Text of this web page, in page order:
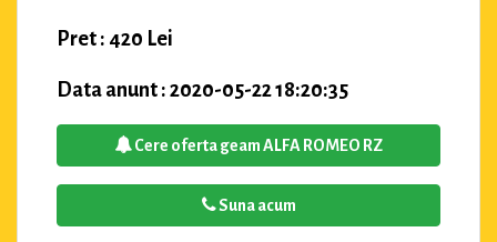
Pret : 420 Lei
Data anunt : 2020-05-22 18:20:35
Cere oferta geam ALFA ROMEO RZ
Suna acum